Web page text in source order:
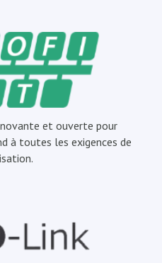
et ouverte pour
à toutes les exigences de